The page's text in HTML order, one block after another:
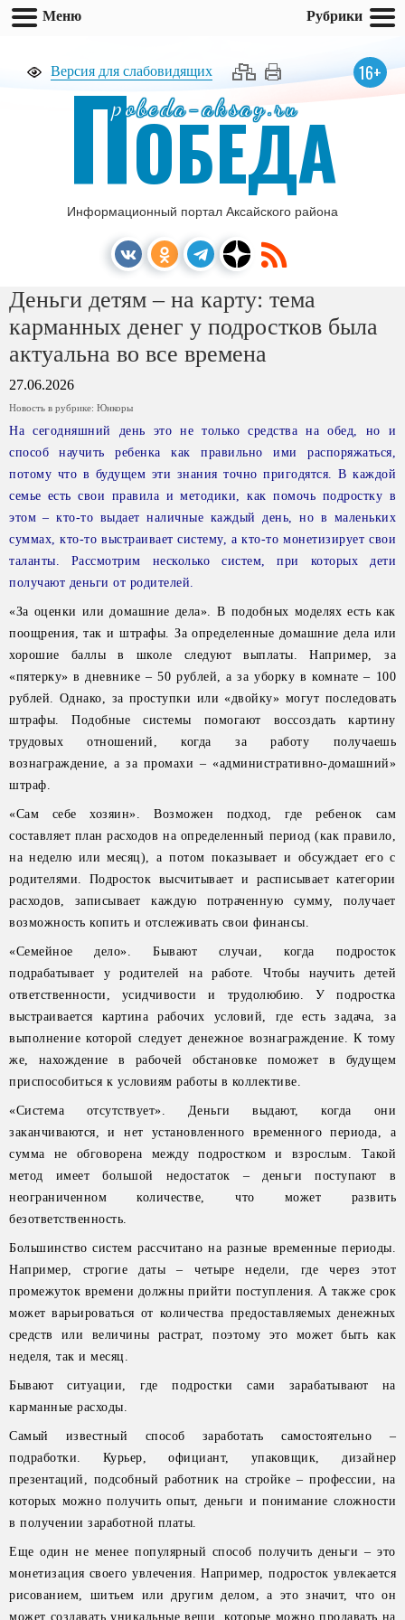
Версия для слабовидящих 16+
pobeda-aksay.ru
ПОБЕДА
Информационный портал Аксайского района
Деньги детям – на карту: тема
карманных денег у подростков была
актуальна во все времена
27.06.2026
Новость в рубрике: Юнкоры
На сегодняшний день это не только средства на обед, но и
способ научить ребенка как правильно ими распоряжаться,
потому что в будущем эти знания точно пригодятся. В каждой
семье есть свои правила и методики, как помочь подростку в
этом – кто-то выдает наличные каждый день, но в маленьких
суммах, кто-то выстраивает систему, а кто-то монетизирует свои
таланты. Рассмотрим несколько систем, при которых дети
получают деньги от родителей.
«За оценки или домашние дела». В подобных моделях есть как
поощрения, так и штрафы. За определенные домашние дела или
хорошие баллы в школе следуют выплаты. Например, за
«пятерку» в дневнике – 50 рублей, а за уборку в комнате – 100
рублей. Однако, за проступки или «двойку» могут последовать
штрафы. Подобные системы помогают воссоздать картину
трудовых отношений, когда за работу получаешь
вознаграждение, а за промахи – «административно-домашний»
штраф.
«Сам себе хозяин». Возможен подход, где ребенок сам
составляет план расходов на определенный период (как правило,
на неделю или месяц), а потом показывает и обсуждает его с
родителями. Подросток высчитывает и расписывает категории
расходов, записывает каждую потраченную сумму, получает
возможность копить и отслеживать свои финансы.
«Семейное дело». Бывают случаи, когда подросток
подрабатывает у родителей на работе. Чтобы научить детей
ответственности, усидчивости и трудолюбию. У подростка
выстраивается картина рабочих условий, где есть задача, за
выполнение которой следует денежное вознаграждение. К тому
же, нахождение в рабочей обстановке поможет в будущем
приспособиться к условиям работы в коллективе.
«Система отсутствует». Деньги выдают, когда они
заканчиваются, и нет установленного временного периода, а
сумма не обговорена между подростком и взрослым. Такой
метод имеет большой недостаток – деньги поступают в
неограниченном количестве, что может развить
безответственность.
Большинство систем рассчитано на разные временные периоды.
Например, строгие даты – четыре недели, где через этот
промежуток времени должны прийти поступления. А также срок
может варьироваться от количества предоставляемых денежных
средств или величины растрат, поэтому это может быть как
неделя, так и месяц.
Бывают ситуации, где подростки сами зарабатывают на
карманные расходы.
Самый известный способ заработать самостоятельно –
подработки. Курьер, официант, упаковщик, дизайнер
презентаций, подсобный работник на стройке – профессии, на
которых можно получить опыт, деньги и понимание сложности
в получении заработной платы.
Еще один не менее популярный способ получить деньги – это
монетизация своего увлечения. Например, подросток увлекается
рисованием, шитьем или другим делом, а это значит, что он
может создавать уникальные вещи, которые можно продавать на
Меню Рубрики